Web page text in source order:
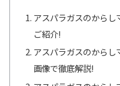
アスパラガスのからし
ご紹介!
アスパラガスのからし
画像で徹底解説!